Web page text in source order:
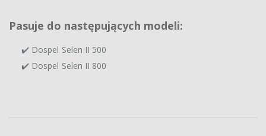
Pasuje do następujących modeli:
✔️ Dospel Selen II 500
✔️ Dospel Selen II 800